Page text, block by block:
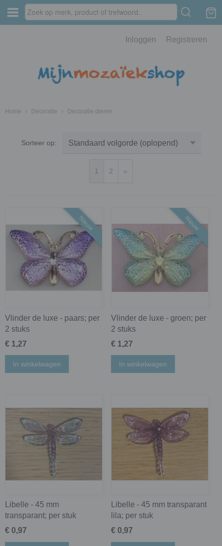
Inloggen Registreren
Home › Decoratie › Decoratie dieren
Sorteer op:
1 2 »
Nieuw
Vlinder de luxe - paars; per
2 stuks
€ 1,27
In winkelwagen
Nieuw
Vlinder de luxe - groen; per
2 stuks
€ 1,27
In winkelwagen
Libelle - 45 mm
transparant; per stuk
€ 0,97
Libelle - 45 mm transparant
lila; per stuk
€ 0,97